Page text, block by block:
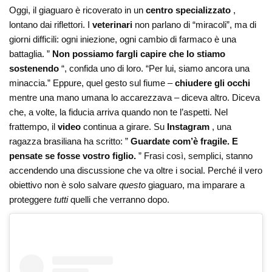
Oggi, il giaguaro è ricoverato in uncentro specializzato ,
lontano dai riflettori. Iveterinari non parlano di “miracoli”, ma di
giorni difficili: ogni iniezione, ogni cambio di farmaco è una
battaglia. ” Non possiamo fargli capire che lo stiamo
sostenendo “, confida uno di loro. “Per lui, siamo ancora una
minaccia.” Eppure, quel gesto sul fiume –chiudere gli occhi
mentre una mano umana lo accarezzava – diceva altro. Diceva
che, a volte, la fiducia arriva quando non te l’aspetti. Nel
frattempo, ilvideo continua a girare. Su Instagram , una
ragazza brasiliana ha scritto: ”Guardate com’è fragile. E
pensate se fosse vostro figlio. ” Frasi così, semplici, stanno
accendendo una discussione che va oltre i social. Perché il vero
obiettivo non è solo salvarequesto giaguaro, ma imparare a
proteggeretuttiquelli che verranno dopo.